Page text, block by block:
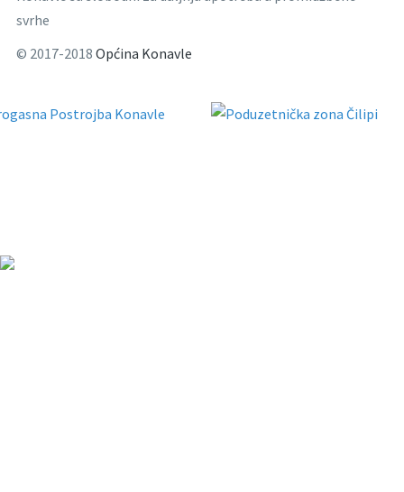
svrhe
© 2017-2018 Općina Konavle